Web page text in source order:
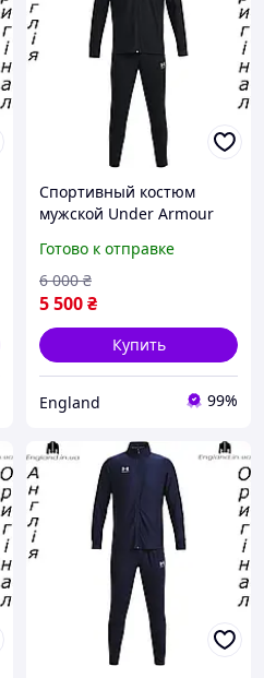
Спортивный костюм
мужской Under Armour
Tracksuit из Англии - для
тренеровок и бега
Готово к отправке
5 500₴
6 000 ₴
Купить
England 99%